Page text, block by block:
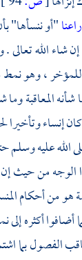
راعنا"أو ننسأها"
شاء الله
، وهو
المعاقبة
إنساء وتأخيرا
الله عليه وسلم
من حيث
هو من أحكام
أكثره إلى
بما